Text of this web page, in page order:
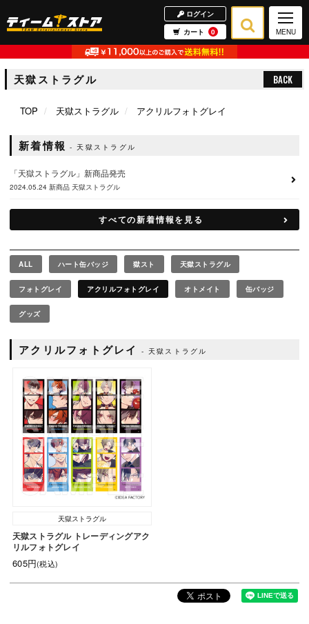
ログイン
カート
0 MENU
天獄ストラグル BACK
TOP 天獄ストラグル アクリルフォトグレイ
新着情報 天獄ストラグル
「天獄ストラグル」新商品発売
2024.05.24 新商品 天獄ストラグル
すべての新着情報を見る
ALL ハート缶バッジ 獄スト 天獄ストラグル
フォトグレイ アクリルフォトグレイ オトメイト 缶バッジ
グッズ
アクリルフォトグレイ 天獄ストラグル
天獄ストラグル
天獄ストラグル トレーディングアク
リルフォトグレイ
605円(税込)